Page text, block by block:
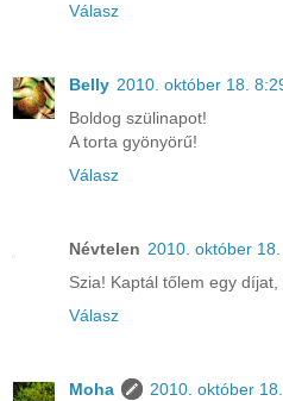
Válasz
Belly 2010. október 18.
Boldog szülinapot!
A torta gyönyörű!
Válasz
Névtelen 2010. október
Szia! Kaptál tőlem egy
Válasz
Moha
2010. október